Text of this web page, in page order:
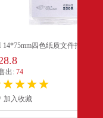
14*75mm四色纸质文件指示标签
100张/色
出:74
加入收藏